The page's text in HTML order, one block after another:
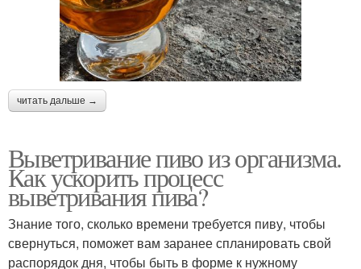
читать дальше →
Выветривание пиво из организма.
Как ускорить процесс
выветривания пива?
Знание того, сколько времени требуется пиву, чтобы
свернуться, поможет вам заранее спланировать свой
распорядок дня, чтобы быть в форме к нужному